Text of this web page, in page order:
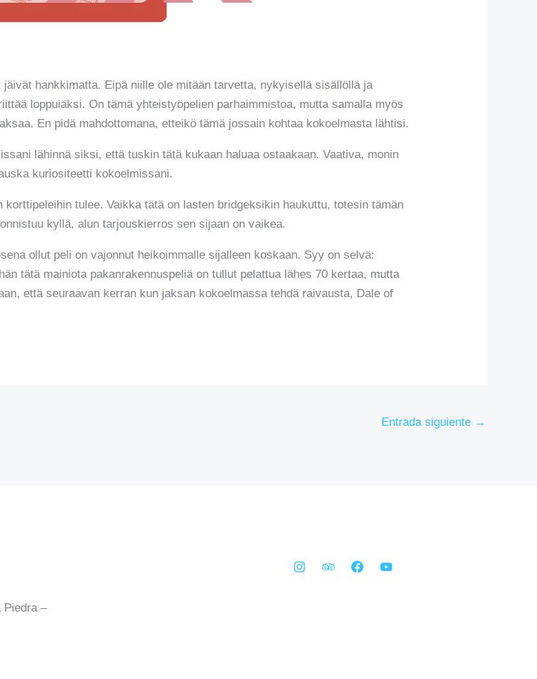
hankkimatta. Eipä niille ole mitään tarvetta, nykyisellä sisällöllä ja
loppuiäksi. On tämä yhteistyöpelien parhaimmistoa, mutta samalla myös
En pidä mahdottomana, etteikö tämä jossain kohtaa kokoelmasta lähtisi.
lähinnä siksi, että tuskin tätä kukaan haluaa ostaakaan. Vaativa, monin
kuriositeetti kokoelmissani.
tulee. Vaikka tätä on lasten bridgeksikin haukuttu, totesin tämän
kyllä, alun tarjouskierros sen sijaan on vaikea.
ollut peli on vajonnut heikoimmalle sijalleen koskaan. Syy on selvä:
tätä mainiota pakanrakennuspeliä on tullut pelattua lähes 70 kertaa, mutta
että seuraavan kerran kun jaksan kokoelmassa tehdä raivausta, Dale of
Entrada siguiente →
Piedra –